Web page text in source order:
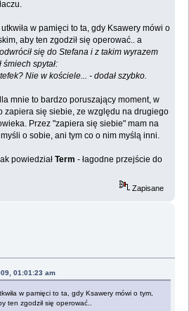
w pamięci to ta, gdy Ksawery mówi o
aby ten zgodził się operować.. a
się do Stefana i z takim wyrazem
śmiech spytał:
Nie w kościele... - dodał szybko.
mnie to bardzo poruszający moment, w
zapiera się siebie, ze względu na drugiego
Przez "zapiera się siebie" mam na
o sobie, ani tym co o nim myślą inni.
powiedziałTerm - łagodne przejście do
Zapisane
01:01:23 am
w pamięci to ta, gdy Ksawery mówi o tym,
ten zgodził się operować..